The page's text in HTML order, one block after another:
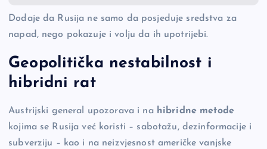
Dodaje da Rusija ne samo da posjeduje sredstva za
napad, nego pokazuje i volju da ih upotrijebi.
Geopolitička nestabilnost i
hibridni rat
Austrijski general upozorava i na hibridne metode
kojima se Rusija već koristi – sabotažu, dezinformacije i
subverziju – kao i na neizvjesnost američke vanjske